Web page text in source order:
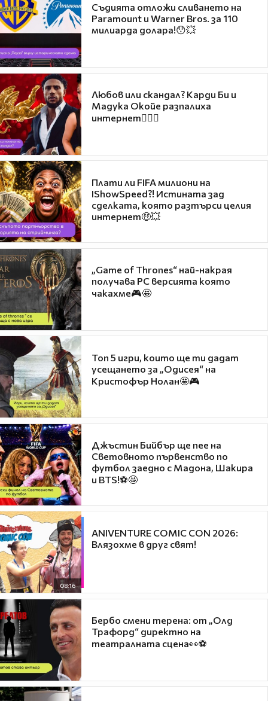
Съдията отложи сливането на
Paramount и Warner Bros. за 110
милиарда долара!😯💥
Любов или скандал? Карди Би и
Мадука Окойе разпалиха
интернет❤️‍🔥🔥
Плати ли FIFA милиони на
IShowSpeed?! Истината зад
сделката, която разтърси целия
интернет🤑💥
„Game of Thrones“ най-накрая
получава PC версията която
чакахме🎮🤩
Топ 5 игри, които ще ти дадат
усещането за „Одисея“ на
Кристофър Нолан🤩🎮
Джъстин Бийбър ще пее на
Световното първенство по
футбол заедно с Мадона, Шакира
и BTS!⚽🤩
08:16
ANIVENTURE COMIC CON 2026:
Влязохме в друг свят!
Бербо смени терена: от „Олд
Трафорд“ директно на
театралната сцена👀⚽